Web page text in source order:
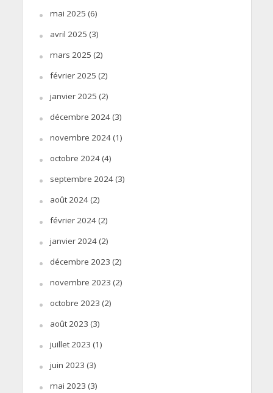
mai 2025 (6)
avril 2025 (3)
mars 2025 (2)
février 2025 (2)
janvier 2025 (2)
décembre 2024(3)
novembre 2024(1)
octobre 2024(4)
septembre 2024(3)
août 2024(2)
février 2024(2)
janvier 2024(2)
décembre 2023 (2)
novembre 2023 (2)
octobre 2023 (2)
août 2023 (3)
juillet 2023 (1)
juin 2023 (3)
mai 2023 (3)